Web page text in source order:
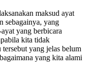
maksud ayat
sebagainya, yang
yang berbicara
kita tidak
yang jelas belum
yang kita alami